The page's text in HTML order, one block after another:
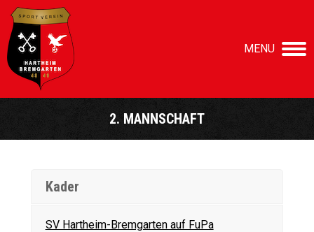
MENU
2. MANNSCHAFT
Sie befinden sich hier:
Kader
SV Hartheim-Bremgarten auf FuPa